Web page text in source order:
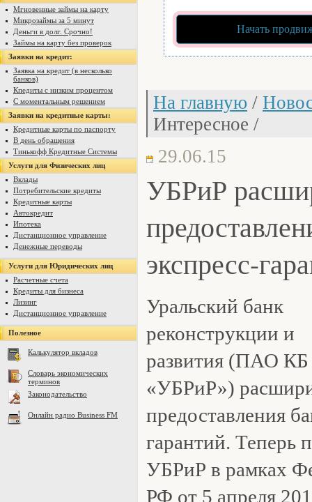
Мгновенные займы на карту
Микрозаймы за 5 минут
Деньги в долг. Срочно!
Займы на карту без проверок
Заявки на кредит:
Заявка на кредит (в несколько
банков)
Кпедиты с низким процентом
С моментальным решением
Заявки на кредитные карты:
Кредитные карты по паспорту
В день обращения
Тинькофф Кредитные Системы
Услуги для Физических лиц
Вклады
Потребительские кредиты
Кредитные карты
Автокредит
Ипотека
Дистанционное управление
Денежные переводы
Услуги для Юридических лиц
Расчетные счета
Кредиты для бизнеса
Лизинг
Дистанционное управление
Полезное
Калькулятор вкладов
Словарь экономических
терминов
Законодательство
Онлайн радио Business FM
Начать
На главную /
Интересное /
29.06.15
УБРиР
экспресс-
Уральский банк
реконструкции и
развития (ПАО КБ
«УБРиР»)
предоставления
гарантий. Теперь
УБРиР в рамках
РФ от 5 апреля